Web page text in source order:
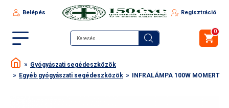
Belépés Regisztráció
0
Gyógyászati segédeszközök
Egyéb gyógyászati segédeszközök
INFRALÁMPA 100W MOMERT